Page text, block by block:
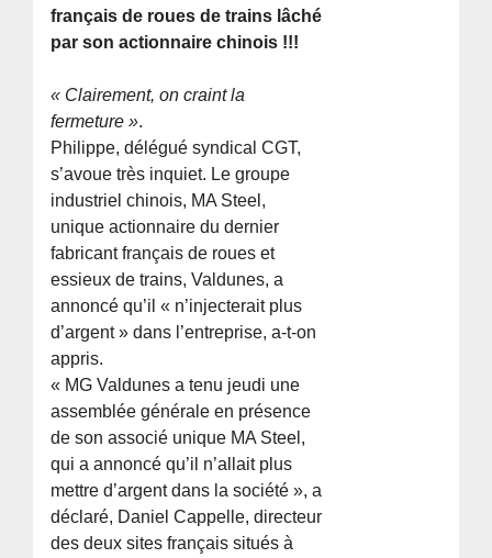
français de roues de trains lâché
par son actionnaire chinois !!!
« Clairement, on craint la
fermeture ».
Philippe, délégué syndical CGT,
s’avoue très inquiet. Le groupe
industriel chinois, MA Steel,
unique actionnaire du dernier
fabricant français de roues et
essieux de trains, Valdunes, a
annoncé qu’il « n’injecterait plus
d’argent » dans l’entreprise, a-t-on
appris.
« MG Valdunes a tenu jeudi une
assemblée générale en présence
de son associé unique MA Steel,
qui a annoncé qu’il n’allait plus
mettre d’argent dans la société », a
déclaré, Daniel Cappelle, directeur
des deux sites français situés à